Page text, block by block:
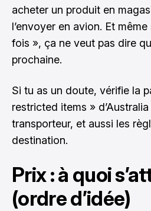
acheter un produit en
l’envoyer en avion. Et
fois », ça ne veut pas dire
prochaine.
Si tu as un doute, vérifie la
restricted items »
transporteur, et aussi les
destination.
Prix : à quoi
(ordre d’idée)